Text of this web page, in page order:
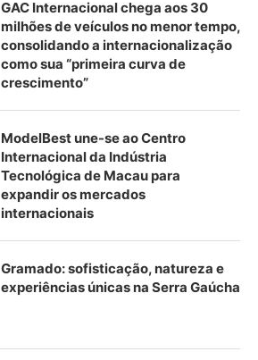
GAC Internacional chega aos 30
milhões de veículos no menor tempo,
consolidando a internacionalização
como sua “primeira curva de
crescimento”
ModelBest une-se ao Centro
Internacional da Indústria
Tecnológica de Macau para
expandir os mercados
internacionais
Gramado: sofisticação, natureza e
experiências únicas na Serra Gaúcha